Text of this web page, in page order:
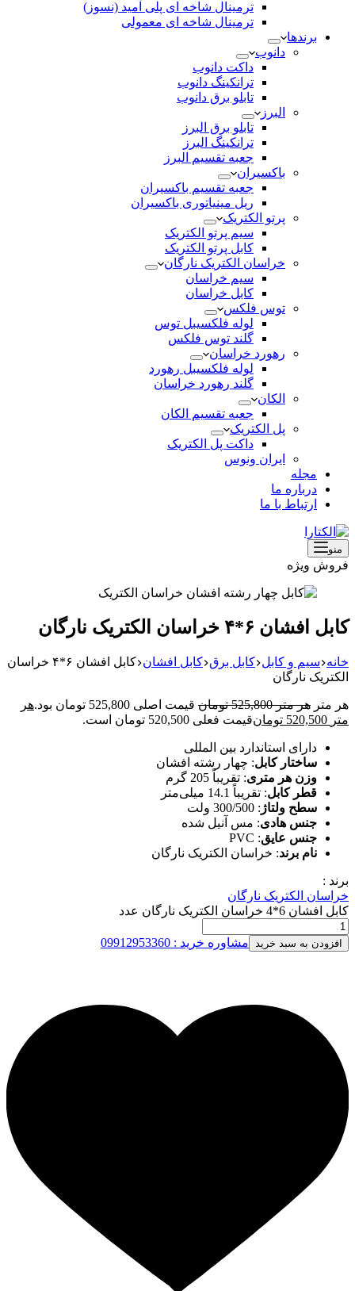
ترمینال شاخه ای پلی آمید (نسوز)
ترمینال شاخه ای معمولی
برندها
دانوب
داکت دانوب
ترانکینگ دانوب
تابلو برق دانوب
البرز
تابلو برق البرز
ترانکینگ البرز
جعبه تقسیم البرز
باکسیران
جعبه تقسیم باکسیران
ریل مینیاتوری باکسیران
پرتو الکتریک
سیم پرتو الکتریک
کابل پرتو الکتریک
خراسان الکتریک نارگان
سیم خراسان
کابل خراسان
توس فلکس
لوله فلکسیبل توس
گلند توس فلکس
رهورد خراسان
لوله فلکسیبل رهورد
گلند رهورد خراسان
الکان
جعبه تقسیم الکان
پل الکتریک
داکت پل الکتریک
ایران ونوس
مجله
درباره ما
ارتباط با ما
منو
فروش ویژه
کابل افشان ۶*۴ خراسان الکتریک نارگان
خانه سیم و کابل کابل برق کابل افشان
کابل افشان ۶*۴ خراسان
الکتریک نارگان
هر متر هر متر 525,800 تومان قیمت اصلی 525,800 تومان بود.
هر
متر 520,500 تومانقیمت فعلی 520,500 تومان است.
دارای استاندارد بین المللی
ساختار کابل: چهار رشته افشان
وزن هر متری: تقریباً 205 گرم
قطر کابل: تقریباً 14.1 میلی‌متر
سطح ولتاژ : 300/500 ولت
جنس هادی: مس آنیل شده
جنس عایق: PVC
نام برند: خراسان الکتریک نارگان
برند :
خراسان الکتریک نارگان
کابل افشان 6*4 خراسان الکتریک نارگان عدد
افزودن به سبد خرید مشاوره خرید : 09912953360